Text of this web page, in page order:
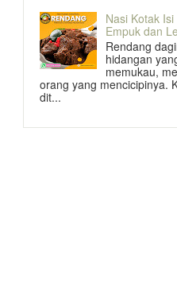
Nasi Kotak
Empuk dan
Rendang
hidangan
memukau,
orang yang mencicipinya.
dit...